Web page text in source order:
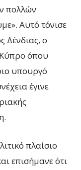
πολλών
Αυτό τόνισε
Δένδιας, ο
Κύπρο όπου
υπουργό
έγινε
πλαίσιο
επισήμανε ότι